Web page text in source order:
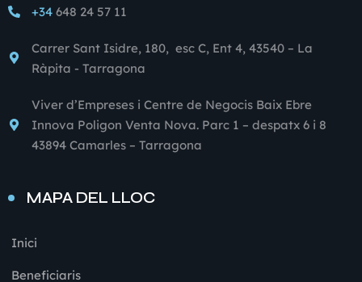
+34648 24 57 11
Carrer Sant Isidre, 180, esc C, Ent 4, 43540 – La
Ràpita - Tarragona
Viver d’Empreses i Centre de Negocis Baix Ebre
Innova Poligon Venta Nova. Parc 1 – despatx 6 i 8
43894 Camarles – Tarragona
MAPA DEL LLOC
Inici
Beneficiaris